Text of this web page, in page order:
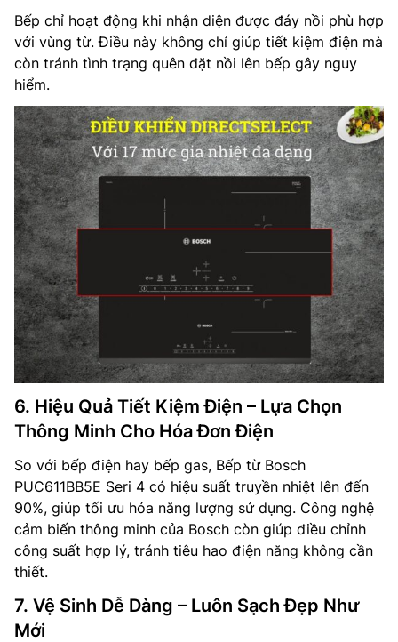
Bếp chỉ hoạt động khi nhận diện được đáy nồi phù hợp
với vùng từ. Điều này không chỉ giúp tiết kiệm điện mà
còn tránh tình trạng quên đặt nồi lên bếp gây nguy
hiểm.
6. Hiệu Quả Tiết Kiệm Điện – Lựa Chọn
Thông Minh Cho Hóa Đơn Điện
So với bếp điện hay bếp gas, Bếp từ Bosch
PUC611BB5E Seri 4 có hiệu suất truyền nhiệt lên đến
90%, giúp tối ưu hóa năng lượng sử dụng. Công nghệ
cảm biến thông minh của Bosch còn giúp điều chỉnh
công suất hợp lý, tránh tiêu hao điện năng không cần
thiết.
7. Vệ Sinh Dễ Dàng – Luôn Sạch Đẹp Như
Mới